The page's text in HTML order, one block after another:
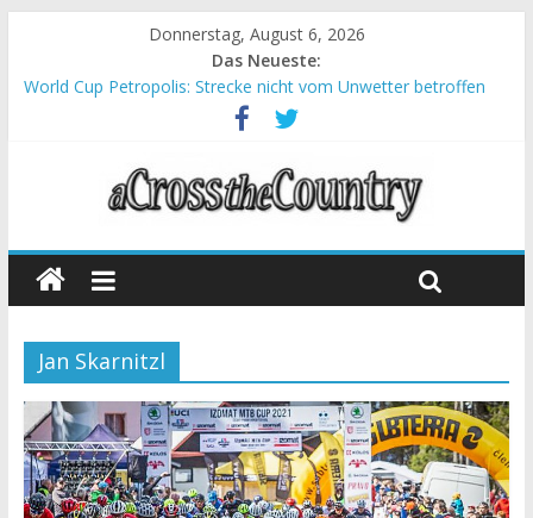
Donnerstag, August 6, 2026
Das Neueste:
World Cup Petropolis: Strecke nicht vom Unwetter betroffen
Krumbach und Obergessertshausen: Mountainbike-Bundesliga
Supercup Massi Banyoles: Siege für Carod und Richards
Halbzeit beim Andalucia Bike Race: Weltmeister Seewald führt
Chelva: Schweizer Doppelsieg beim ersten XCO-Rennen der
Jan Skarnitzl